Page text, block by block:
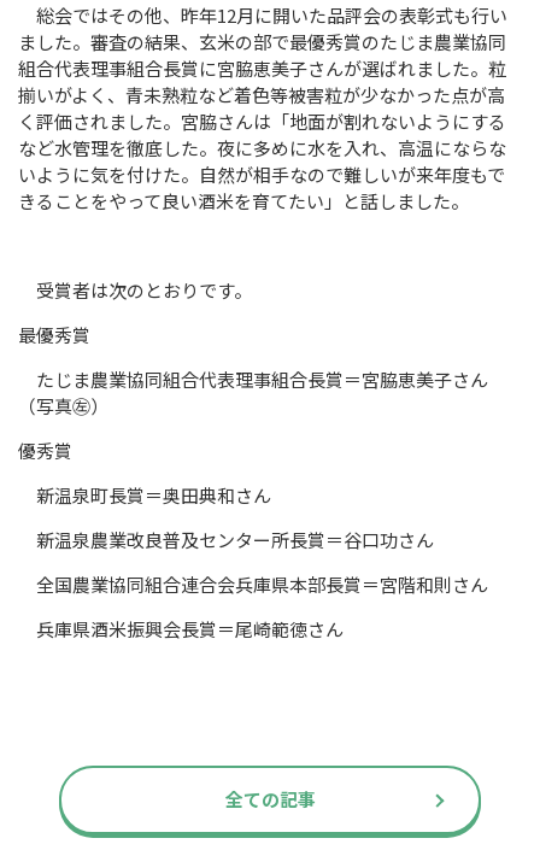
総会ではその他、昨年12月に開いた品評会の表彰式も行い
ました。審査の結果、玄米の部で最優秀賞のたじま農業協同
組合代表理事組合長賞に宮脇恵美子さんが選ばれました。粒
揃いがよく、青未熟粒など着色等被害粒が少なかった点が高
く評価されました。宮脇さんは「地面が割れないようにする
など水管理を徹底した。夜に多めに水を入れ、高温にならな
いように気を付けた。自然が相手なので難しいが来年度もで
きることをやって良い酒米を育てたい」と話しました。
受賞者は次のとおりです。
最優秀賞
たじま農業協同組合代表理事組合長賞＝宮脇恵美子さん
（写真㊧）
優秀賞
新温泉町長賞＝奥田典和さん
新温泉農業改良普及センター所長賞＝谷口功さん
全国農業協同組合連合会兵庫県本部長賞＝宮階和則さん
兵庫県酒米振興会長賞＝尾崎範徳さん
全ての記事